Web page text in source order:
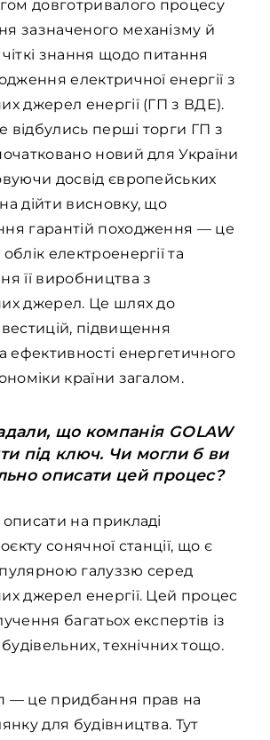
довготривалого процесу
зазначеного механізму й
знання щодо питання
електричної енергії з
джерел енергії (ГП з ВДЕ).
відбулись перші торги ГП з
новий для України
досвід європейських
дійти висновку, що
гарантій походження — це
електро­енергії та
її виробництва з
джерел. Це шлях до
підвищення
ефективності енергетичного
країни загалом.
що компанія GOLAW
під ключ. Чи могли б ви
описати цей процес?
на прикладі
сонячної станції, що є
галуззю серед
джерел енергії. Цей процес
багатьох експертів із
технічних тощо.
— це придбання прав на
для будівництва. Тут